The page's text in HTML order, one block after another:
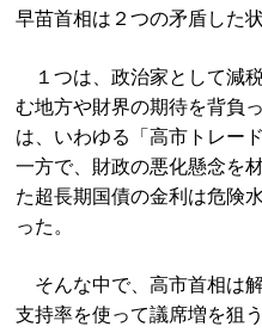
早苗首相は２つの矛盾した
１つは、政治家として減
む地方や財界の期待を背負
は、いわゆる「高市トレー
一方で、財政の悪化懸念を
た超長期国債の金利は危険
った。
そんな中で、高市首相は
支持率を使って議席増を狙